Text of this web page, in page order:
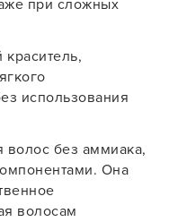
при сложных
использования
волос без аммиака,
Она
волосам